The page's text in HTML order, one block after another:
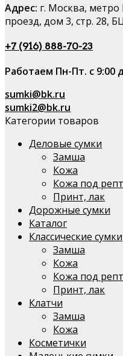
Адрес: г. Москва,
проезд, дом 3, стр. 28,
+7 (916) 888-70-23
Работаем Пн-Пт. с 9:00
sumki@bk.ru
sumki2@bk.ru
Категории товаров
Деловые сумки
Замша
Кожа
Кожа под
Принт, лак
Дорожные сумки
Каталог
Классические сумки
Замша
Кожа
Кожа под
Принт, лак
Клатчи
Замша
Кожа
Косметички